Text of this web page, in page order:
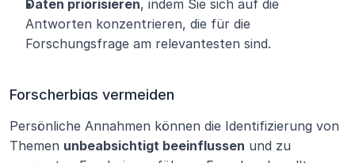
Daten priorisieren, indem Sie sich auf die
Antworten konzentrieren, die für die
Forschungsfrage am relevantesten sind.
Forscherbias vermeiden
Persönliche Annahmen können die Identifizierung von
Themen unbeabsichtigt beeinflussen und zu